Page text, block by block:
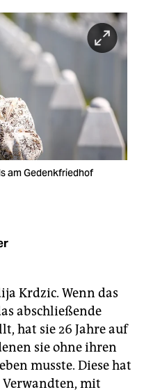
am Gedenkfriedhof
Krdzic. Wenn das
abschließende
hat sie 26 Jahre auf
sie ohne ihren
musste. Diese hat
mit